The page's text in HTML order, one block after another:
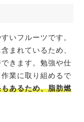
いフルーツです。
まれているため、
きます。勉強や仕
業に取り組めるで
あるため、脂肪燃